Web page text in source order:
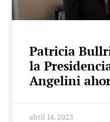
Patricia
la
Angelini
abril 14, 2023